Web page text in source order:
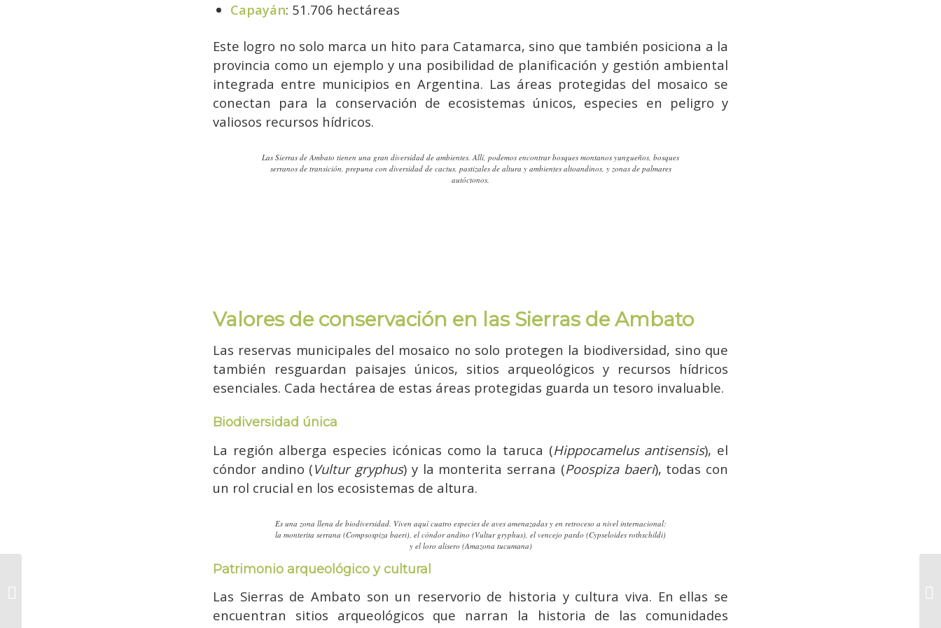
Capayán: 51.706 hectáreas
Este logro no solo marca un hito para Catamarca, sino que también posiciona a la
provincia como un ejemplo y una posibilidad de planificación y gestión ambiental
integrada entre municipios en Argentina. Las áreas protegidas del mosaico se
conectan para la conservación de ecosistemas únicos, especies en peligro y
valiosos recursos hídricos.
Las Sierras de Ambato tienen una gran diversidad de ambientes. Allí, podemos encontrar bosques montanos yungueños, bosques
serranos de transición, prepuna con diversidad de cactus, pastizales de altura y ambientes altoandinos, y zonas de palmares
autóctonos.
Valores de conservación en las Sierras de Ambato
Las reservas municipales del mosaico no solo protegen la biodiversidad, sino que
también resguardan paisajes únicos, sitios arqueológicos y recursos hídricos
esenciales. Cada hectárea de estas áreas protegidas guarda un tesoro invaluable.
Biodiversidad única
La región alberga especies icónicas como la taruca (Hippocamelus antisensis), el
cóndor andino (Vultur gryphus) y la monterita serrana (Poospiza baeri), todas con
un rol crucial en los ecosistemas de altura.
Es una zona llena de biodiversidad. Viven aquí cuatro especies de aves amenazadas y en retroceso a nivel internacional:
la monterita serrana (Compsospiza baeri), el cóndor andino (Vultur gryphus), el vencejo pardo (Cypseloides rothschildi)
y el loro alisero (Amazona tucumana)
Patrimonio arqueológico y cultural
Las Sierras de Ambato son un reservorio de historia y cultura viva. En ellas se
encuentran sitios arqueológicos que narran la historia de las comunidades